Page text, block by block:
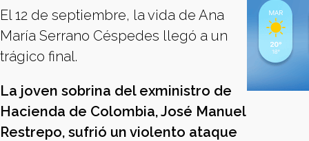
El 12 de septiembre, la vida de Ana
María Serrano Céspedes llegó a un
trágico final.
La joven sobrina del exministro de
Hacienda de Colombia, José Manuel
Restrepo, sufrió un violento ataque